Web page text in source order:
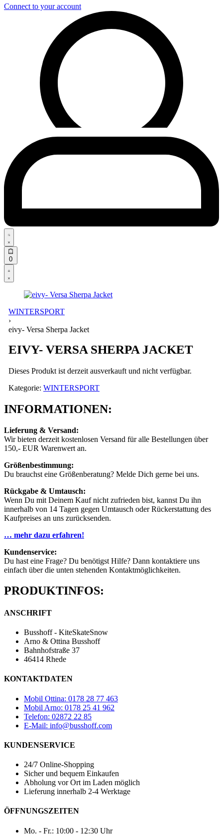
Connect to your account
Search
open
0Open
cart
Open
Account
details
WINTERSPORT
›
eivy- Versa Sherpa Jacket
EIVY- VERSA SHERPA JACKET
Dieses Produkt ist derzeit ausverkauft und nicht verfügbar.
Kategorie: WINTERSPORT
INFORMATIONEN:
Lieferung & Versand:
Wir bieten derzeit kostenlosen Versand für alle Bestellungen über
150,- EUR Warenwert an.
Größenbestimmung:
Du brauchst eine Größenberatung? Melde Dich gerne bei uns.
Rückgabe & Umtausch:
Wenn Du mit Deinem Kauf nicht zufrieden bist, kannst Du ihn
innerhalb von 14 Tagen gegen Umtausch oder Rückerstattung des
Kaufpreises an uns zurücksenden.
… mehr dazu erfahren!
Kundenservice:
Du hast eine Frage? Du benötigst Hilfe? Dann kontaktiere uns
einfach über die unten stehenden Kontaktmöglichkeiten.
PRODUKTINFOS:
ANSCHRIFT
Busshoff - KiteSkateSnow
Arno & Ottina Busshoff
Bahnhofstraße 37
46414 Rhede
KONTAKTDATEN
Mobil Ottina: 0178 28 77 463
Mobil Arno: 0178 25 41 962
Telefon: 02872 22 85
E-Mail: info@busshoff.com
KUNDENSERVICE
24/7 Online-Shopping
Sicher und bequem Einkaufen
Abholung vor Ort im Laden möglich
Lieferung innerhalb 2-4 Werktage
ÖFFNUNGSZEITEN
Mo. - Fr.: 10:00 - 12:30 Uhr